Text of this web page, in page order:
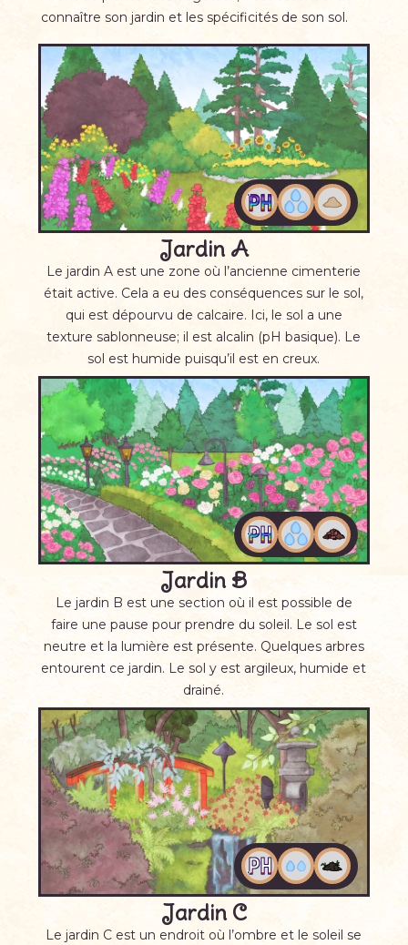
connaître son jardin et les spécificités de son sol.
Jardin A
Le jardin A est une zone où l’ancienne cimenterie
était active. Cela a eu des conséquences sur le sol,
qui est dépourvu de calcaire. Ici, le sol a une
texture sablonneuse; il est alcalin (pH basique). Le
sol est humide puisqu’il est en creux.
Jardin B
Le jardin B est une section où il est possible de
faire une pause pour prendre du soleil. Le sol est
neutre et la lumière est présente. Quelques arbres
entourent ce jardin. Le sol y est argileux, humide et
drainé.
Jardin C
Le jardin C est un endroit où l’ombre et le soleil se